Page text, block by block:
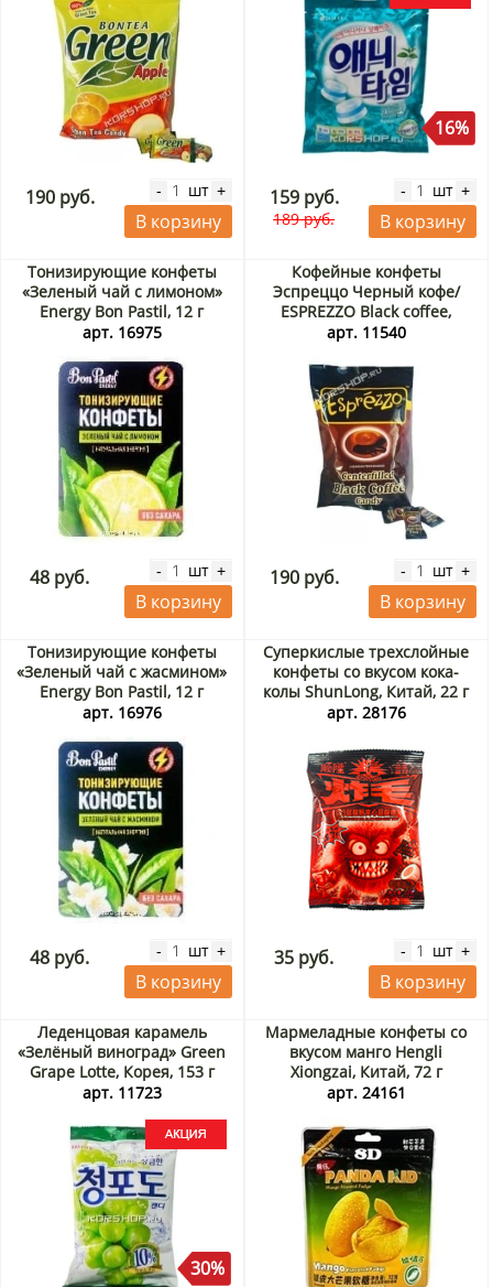
190 руб. - шт +
В корзину
16%
159 руб.
189 руб.
- шт +
В корзину
Тонизирующие конфеты
«Зеленый чай с лимоном»
Energy Bon Pastil, 12 г
арт. 16975
48 руб. - шт +
В корзину
Кофейные конфеты
Эспреццо Черный кофе/
ESPREZZO Black coffee,
Индонезия 150 г
арт. 11540
190 руб. - шт +
В корзину
Тонизирующие конфеты
«Зеленый чай с жасмином»
Energy Bon Pastil, 12 г
арт. 16976
48 руб. - шт +
В корзину
Суперкислые трехслойные
конфеты со вкусом кока-
колы ShunLong, Китай, 22 г
арт. 28176
35 руб. - шт +
В корзину
Леденцовая карамель
«Зелёный виноград» Green
Grape Lotte, Корея, 153 г
Акция
арт. 11723
30%
Мармеладные конфеты со
вкусом манго Hengli
Xiongzai, Китай, 72 г
арт. 24161